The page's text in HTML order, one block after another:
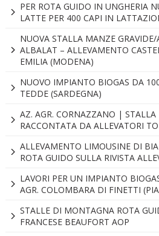
PER ROTA GUIDO IN UNGHERIA
LATTE PER 400 CAPI IN
NUOVA STALLA MANZE
ALBALAT – ALLEVAMENTO
EMILIA (MODENA)
NUOVO IMPIANTO BIOGAS DA
TEDDE (SARDEGNA)
AZ. AGR. CORNAZZANO | STALLA
RACCONTATA DA ALLEVATORI
ALLEVAMENTO LIMOUSINE DI
ROTA GUIDO SULLA RIVISTA
LAVORI PER UN IMPIANTO
AGR. COLOMBARA DI FINETTI
STALLE DI MONTAGNA ROTA
FRANCESE BEAUFORT AOP